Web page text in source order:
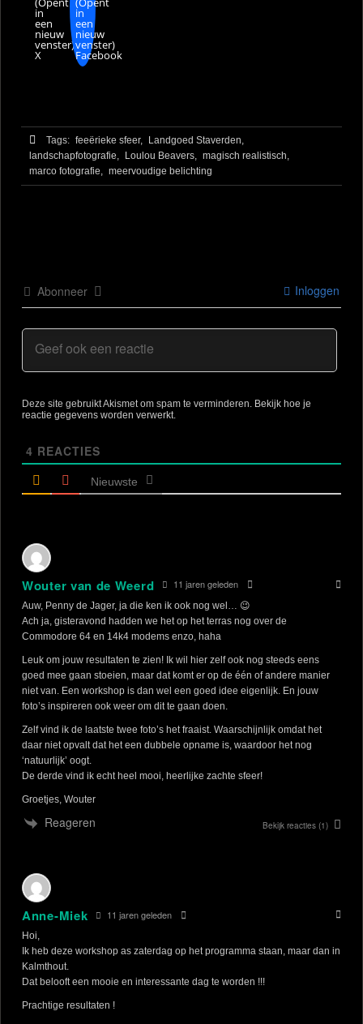
in
een
nieuw
venster)
X
in
een
nieuw
venster)
Facebook
Tags: feeërieke sfeer, Landgoed Staverden,
landschapfotografie, Loulou Beavers, magisch realistisch,
marco fotografie, meervoudige belichting
Abonneer Inloggen
Deze site gebruikt Akismet om spam te verminderen. Bekijk hoe je
reactie gegevens worden verwerkt.
4 REACTIES
Nieuwste
Wouter van de Weerd 11 jaren geleden
Auw, Penny de Jager, ja die ken ik ook nog wel… 😉
Ach ja, gisteravond hadden we het op het terras nog over de
Commodore 64 en 14k4 modems enzo, haha
Leuk om jouw resultaten te zien! Ik wil hier zelf ook nog steeds eens
goed mee gaan stoeien, maar dat komt er op de één of andere manier
niet van. Een workshop is dan wel een goed idee eigenlijk. En jouw
foto’s inspireren ook weer om dit te gaan doen.
Zelf vind ik de laatste twee foto’s het fraaist. Waarschijnlijk omdat het
daar niet opvalt dat het een dubbele opname is, waardoor het nog
‘natuurlijk’ oogt.
De derde vind ik echt heel mooi, heerlijke zachte sfeer!
Groetjes, Wouter
Reageren Bekijk reacties (1)
Anne-Miek 11 jaren geleden
Hoi,
Ik heb deze workshop as zaterdag op het programma staan, maar dan in
Kalmthout.
Dat belooft een mooie en interessante dag te worden !!!
Prachtige resultaten !